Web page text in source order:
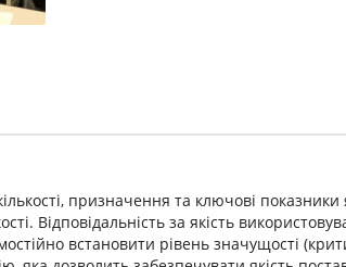
призначення та ключові показники
Відповідальність за якість
встановити рівень значущості